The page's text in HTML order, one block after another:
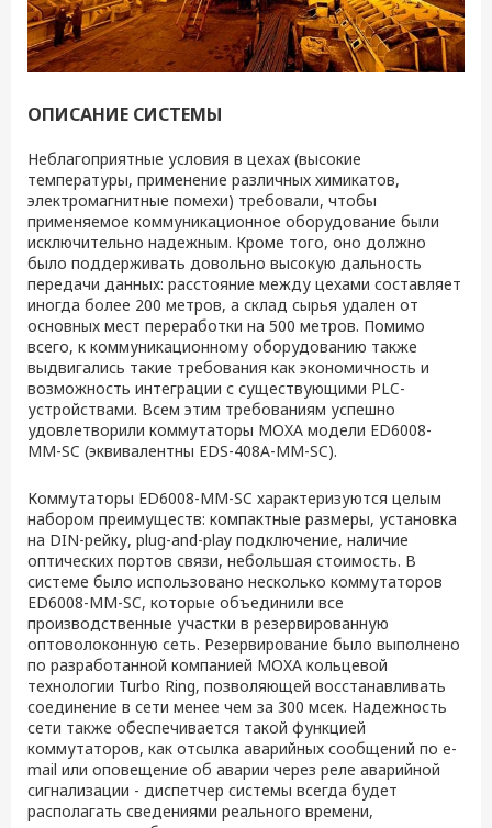
ОПИСАНИЕ СИСТЕМЫ
Неблагоприятные условия в цехах (высокие
температуры, применение различных химикатов,
электромагнитные помехи) требовали, чтобы
применяемое коммуникационное оборудование были
исключительно надежным. Кроме того, оно должно
было поддерживать довольно высокую дальность
передачи данных: расстояние между цехами составляет
иногда более 200 метров, а склад сырья удален от
основных мест переработки на 500 метров. Помимо
всего, к коммуникационному оборудованию также
выдвигались такие требования как экономичность и
возможность интеграции с существующими PLC-
устройствами. Всем этим требованиям успешно
удовлетворили коммутаторы MOXA модели ED6008-
MM-SC (эквивалентны EDS-408A-MM-SC).
Коммутаторы ED6008-MM-SC характеризуются целым
набором преимуществ: компактные размеры, установка
на DIN-рейку, plug-and-play подключение, наличие
оптических портов связи, небольшая стоимость. В
системе было использовано несколько коммутаторов
ED6008-MM-SC, которые объединили все
производственные участки в резервированную
оптоволоконную сеть. Резервирование было выполнено
по разработанной компанией MOXA кольцевой
технологии Turbo Ring, позволяющей восстанавливать
соединение в сети менее чем за 300 мсек. Надежность
сети также обеспечивается такой функцией
коммутаторов, как отсылка аварийных сообщений по e-
mail или оповещение об аварии через реле аварийной
сигнализации - диспетчер системы всегда будет
располагать сведениями реального времени,